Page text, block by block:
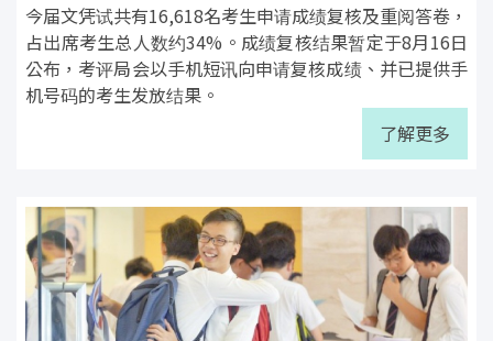
今届文凭试共有16,618名考生申请成绩复核及重阅答卷，
占出席考生总人数约34%。成绩复核结果暂定于8月16日
公布，考评局会以手机短讯向申请复核成绩、并已提供手
机号码的考生发放结果。
了解更多